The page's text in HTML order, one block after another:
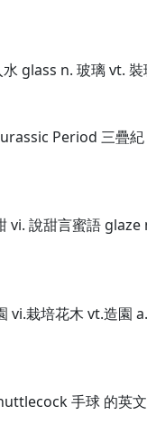
glass n. 玻璃 vt.
Period 三疊
說甜言蜜語
栽培花木 vt.造
手球 的英